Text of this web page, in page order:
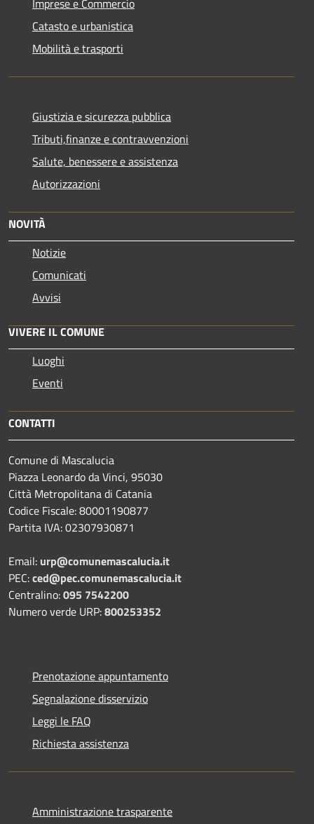
Imprese e Commercio
Catasto e urbanistica
Mobilità e trasporti
Giustizia e sicurezza pubblica
Tributi,finanze e contravvenzioni
Salute, benessere e assistenza
Autorizzazioni
NOVITÀ
Notizie
Comunicati
Avvisi
VIVERE IL COMUNE
Luoghi
Eventi
CONTATTI
Comune di Mascalucia
Piazza Leonardo da Vinci, 95030
Città Metropolitana di Catania
Codice Fiscale: 80001190877
Partita IVA: 02307930871
Email: urp@comunemascalucia.it
PEC:ced@pec.comunemascalucia.it
Centralino:095 7542200
Numero verde URP:800253352
Prenotazione appuntamento
Segnalazione disservizio
Leggi le FAQ
Richiesta assistenza
Amministrazione trasparente